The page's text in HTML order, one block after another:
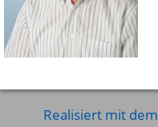
Realisiert mit dem